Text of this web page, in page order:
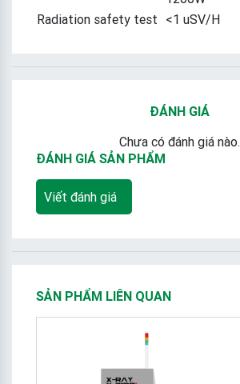
Radiation safety test <1 uSV/H
ĐÁNH GIÁ
Chưa có đánh giá nào.
ĐÁNH GIÁ SẢN PHẨM
Viết đánh giá
SẢN PHẨM LIÊN QUAN